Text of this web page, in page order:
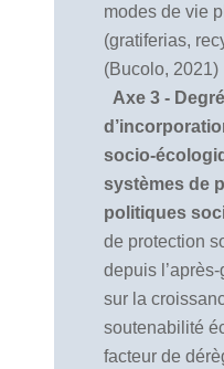
modes de vie
(gratiferias,
(Bucolo, 2021)
Axe 3 -
socio-
systèmes de
politiques
de protection
depuis
sur la
soutenabilité
facteur de